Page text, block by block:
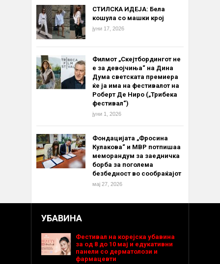
СТИЛСКА ИДЕЈА: Бела
кошула со машки крој
јуни 17, 2026
Филмот „Скејтбордингот не
е за девојчиња“ на Дина
Дума светската премиера
ќе ја има на фестивалот на
Роберт Де Ниро („Трибека
фестивал“)
јуни 1, 2026
Фондацијата „Фросина
Кулакова“ и МВР потпишаа
меморандум за заедничка
борба за поголема
безбедност во сообраќајот
мај 27, 2026
УБАВИНА
Фестивал на корејска убавина
за од 8 до 10 мај и едукативни
панели со дерматолози и
фармацевти